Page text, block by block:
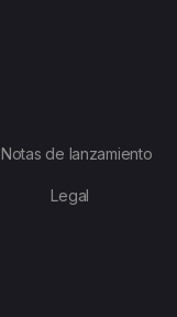
Notas de lanzamiento
Legal